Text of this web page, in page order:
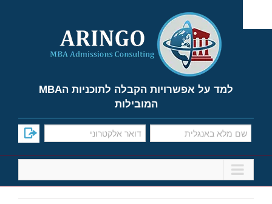
content
למד על אפשרויות הקבלה לתוכניות הMBA
המובילות